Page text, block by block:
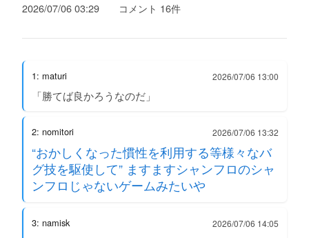
2026/07/06 03:29 コメント 16件
1: maturi 2026/07/06 13:00
「勝てば良かろうなのだ」
2: nomitori 2026/07/06 13:32
“おかしくなった慣性を利用する等様々なバ
グ技を駆使して” ますますシャンフロのシャ
ンフロじゃないゲームみたいや
3: namisk 2026/07/06 14:05